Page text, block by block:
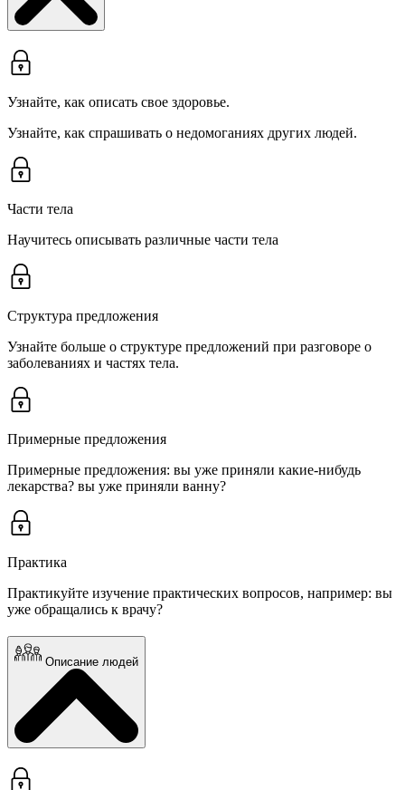
Узнайте, как описать свое здоровье.
Узнайте, как спрашивать о недомоганиях других людей.
Части тела
Научитесь описывать различные части тела
Структура предложения
Узнайте больше о структуре предложений при разговоре о
заболеваниях и частях тела.
Примерные предложения
Примерные предложения: вы уже приняли какие-нибудь
лекарства? вы уже приняли ванну?
Практика
Практикуйте изучение практических вопросов, например: вы
уже обращались к врачу?
Описание людей